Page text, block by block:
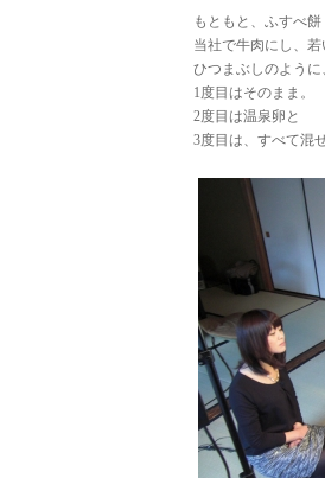
もともと、ふすべ
当社で牛肉にし、
ひつまぶしのように
1度目はそのまま。
2度目は温泉卵と
3度目は、すべて混